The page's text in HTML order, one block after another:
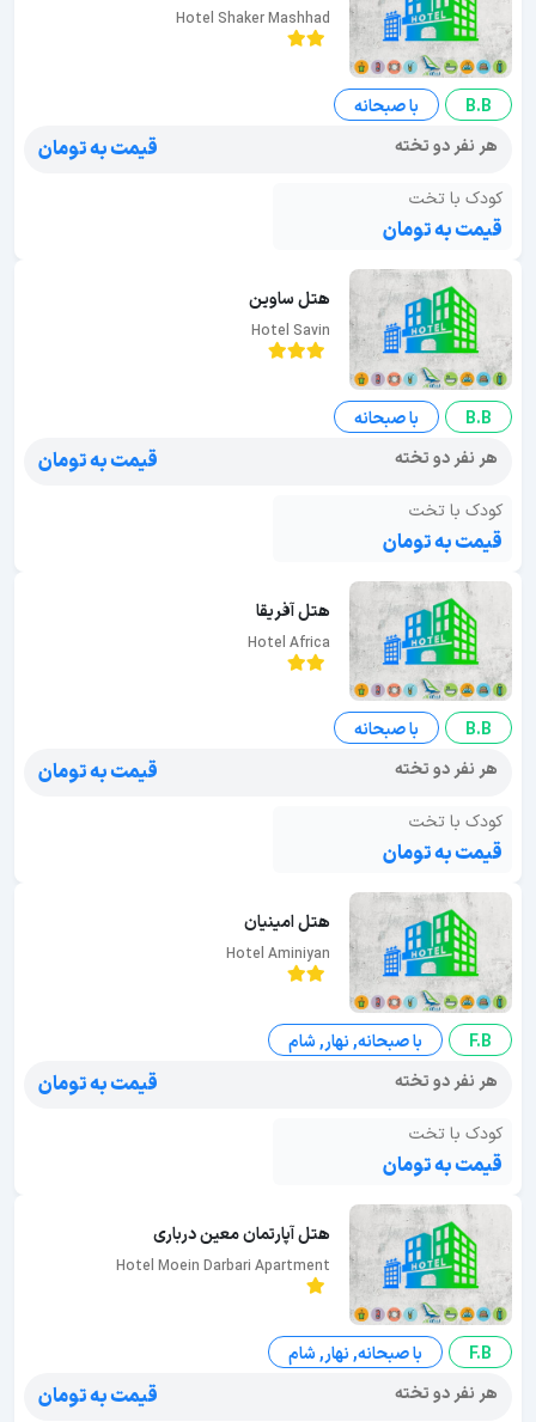
Hotel Shaker Mashhad
B.B
با صبحانه
هر نفر دو تخته
قیمت به تومان
کودک با تخت
قیمت به تومان
هتل ساوین
Hotel Savin
B.B
با صبحانه
هر نفر دو تخته
قیمت به تومان
کودک با تخت
قیمت به تومان
هتل آفریقا
Hotel Africa
B.B
با صبحانه
هر نفر دو تخته
قیمت به تومان
کودک با تخت
قیمت به تومان
هتل امینیان
Hotel Aminiyan
F.B
با صبحانه, نهار, شام
هر نفر دو تخته
قیمت به تومان
کودک با تخت
قیمت به تومان
هتل آپارتمان معین درباری
Hotel Moein Darbari Apartment
F.B
با صبحانه, نهار, شام
هر نفر دو تخته
قیمت به تومان